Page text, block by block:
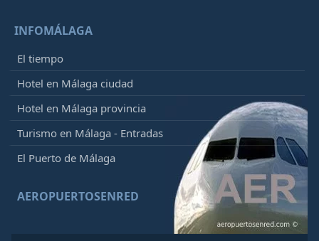
INFOMÁLAGA
El tiempo
Hotel en Málaga ciudad
Hotel en Málaga provincia
Turismo en Málaga - Entradas
El Puerto de Málaga
AEROPUERTOSENRED